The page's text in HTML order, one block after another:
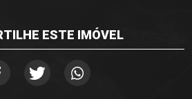
ESTE IMÓVEL